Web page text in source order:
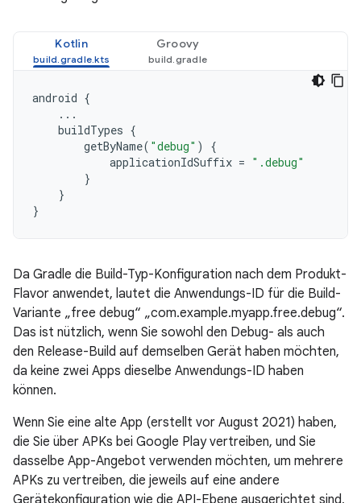
Kotlin Groovy
android {
...
buildTypes {
getByName( "debug" )
{
applicationIdSuffix = ".debug"
}
}
}
Da Gradle die Build-Typ-Konfiguration nach dem Produkt-
Flavor anwendet, lautet die Anwendungs-ID für die Build-
Variante „free debug“ „com.example.myapp.free.debug“.
Das ist nützlich, wenn Sie sowohl den Debug- als auch
den Release-Build auf demselben Gerät haben möchten,
da keine zwei Apps dieselbe Anwendungs-ID haben
können.
Wenn Sie eine alte App (erstellt vor August 2021) haben,
die Sie über APKs bei Google Play vertreiben, und Sie
dasselbe App-Angebot verwenden möchten, um mehrere
APKs zu vertreiben, die jeweils auf eine andere
Gerätekonfiguration wie die API-Ebene ausgerichtet sind,